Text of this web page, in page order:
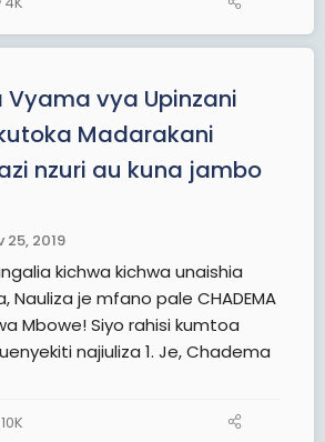
Vyama vya Upinzani
Madarakani
nzuri au kuna jambo
25, 2019
kichwa kichwa unaishia
Nauliza je mfano pale CHADEMA
Mbowe! Siyo rahisi kumtoa
najiuliza 1. Je, Chadema
10K